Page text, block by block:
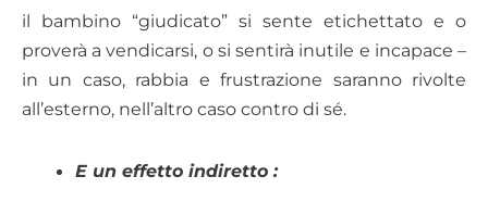
il bambino “giudicato” si sente etichettato e o
proverà a vendicarsi, o si sentirà inutile e incapace –
in un caso, rabbia e frustrazione saranno rivolte
all’esterno, nell’altro caso contro di sé.
E un effetto indiretto :